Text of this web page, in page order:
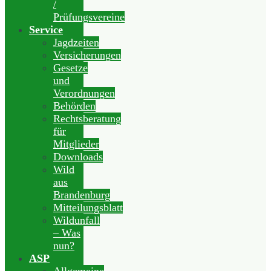
/
Prüfungsvereine
Service
Jagdzeiten
Versicherungen
Gesetze
und
Verordnungen
Behörden
Rechtsberatung
für
Mitglieder
Downloads
Wild
aus
Brandenburg
Mitteilungsblatt
Wildunfall
– Was
nun?
ASP